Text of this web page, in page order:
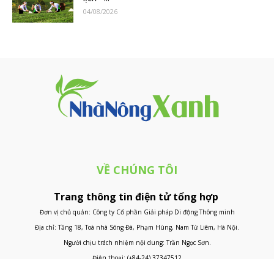
04/08/2026
VỀ CHÚNG TÔI
Trang thông tin điện tử tổng hợp
Đơn vị chủ quản: Công ty Cổ phần Giải pháp Di động Thông minh
Địa chỉ: Tầng 18, Toà nhà Sông Đà, Phạm Hùng, Nam Từ Liêm, Hà Nội.
Người chịu trách nhiệm nội dung: Trần Ngọc Sơn.